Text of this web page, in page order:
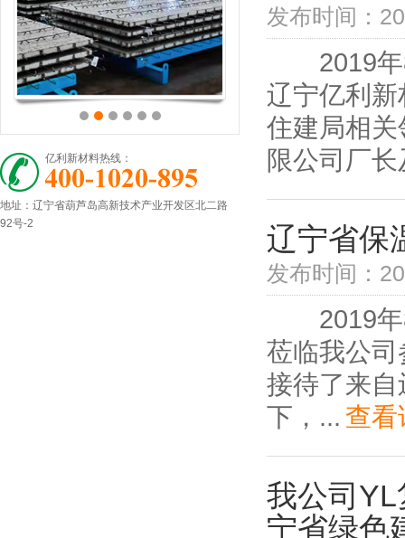
亿利新材料热线：
地址：辽宁省葫芦岛高新技术产业开发区北二路
92号-2
发布时间：
2019年8
辽宁亿利
住建局相
限公司厂
辽宁省保
发布时间：
2019年8
莅临我公
接待了来
下，... 查看
我公司
宁省绿色